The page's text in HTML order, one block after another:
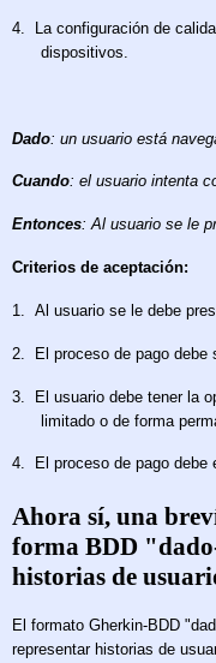
4.
La configuración de
dispositivos.
Dado: un usuario está
Cuando: el usuario intenta
Entonces: Al usuario se le
Criterios de aceptación:
1. Al usuario se le debe
2. El proceso de pago debe
3.
El usuario debe tener la
limitado o de forma
4. El proceso de pago
Ahora sí, una
forma BDD
historias de
El formato Gherkin-BDD
representar historias de